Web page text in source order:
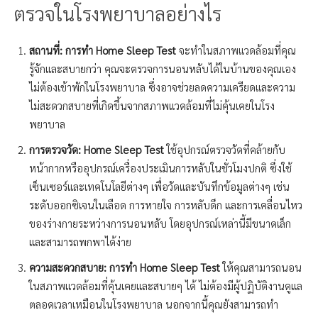
ตรวจในโรงพยาบาลอย่างไร
สถานที่: การทำ Home Sleep Test จะทำในสภาพแวดล้อมที่คุณ
รู้จักและสบายกว่า คุณจะตรวจการนอนหลับได้ในบ้านของคุณเอง
ไม่ต้องเข้าพักในโรงพยาบาล ซึ่งอาจช่วยลดความเครียดและความ
ไม่สะดวกสบายที่เกิดขึ้นจากสภาพแวดล้อมที่ไม่คุ้นเคยในโรง
พยาบาล
การตรวจวัด: Home Sleep Testใช้อุปกรณ์ตรวจวัดที่คล้ายกับ
หน้ากากหรืออุปกรณ์เครื่องประเมินการหลับในชั่วโมงปกติ ซึ่งใช้
เซ็นเซอร์และเทคโนโลยีต่างๆ เพื่อวัดและบันทึกข้อมูลต่างๆ เช่น
ระดับออกซิเจนในเลือด การหายใจ การหลับดึก และการเคลื่อนไหว
ของร่างกายระหว่างการนอนหลับ โดยอุปกรณ์เหล่านี้มีขนาดเล็ก
และสามารถพกพาได้ง่าย
ความสะดวกสบาย: การทำ Home Sleep Testให้คุณสามารถนอน
ในสภาพแวดล้อมที่คุ้นเคยและสบายๆ ได้ ไม่ต้องมีผู้ปฏิบัติงานดูแล
ตลอดเวลาเหมือนในโรงพยาบาล นอกจากนี้คุณยังสามารถทำ